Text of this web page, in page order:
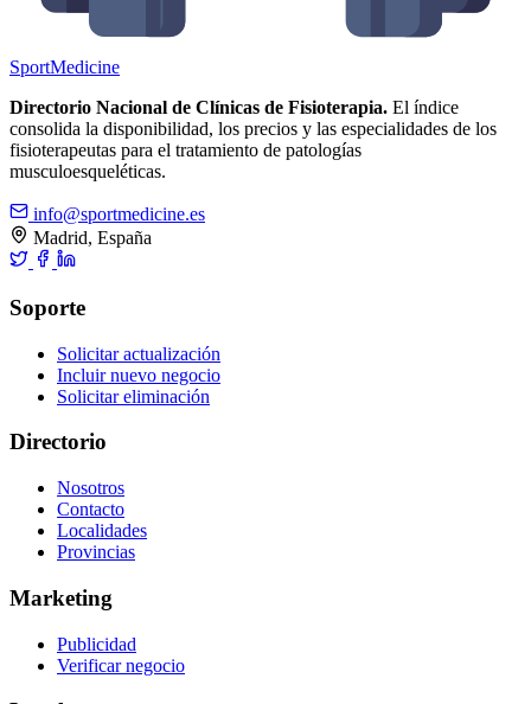
SportMedicine
Directorio Nacional de Clínicas de Fisioterapia. El índice
consolida la disponibilidad, los precios y las especialidades de los
fisioterapeutas para el tratamiento de patologías
musculoesqueléticas.
info@sportmedicine.es
Madrid, España
Soporte
Solicitar actualización
Incluir nuevo negocio
Solicitar eliminación
Directorio
Nosotros
Contacto
Localidades
Provincias
Marketing
Publicidad
Verificar negocio